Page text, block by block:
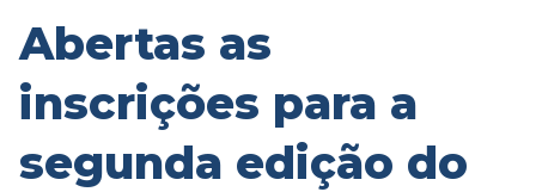
Abertas as
inscrições para a
segunda edição do